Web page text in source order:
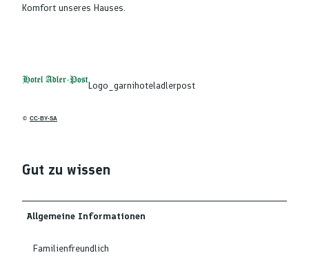
Komfort unseres Hauses.
© CC-BY-SA
Logo_garnihoteladlerpost
Gut zu wissen
Allgemeine Informationen
Familienfreundlich